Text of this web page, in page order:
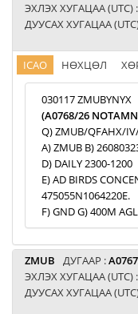
ЭХЛЭХ ХУГАЦАА (UTC) :
ДУУСАХ ХУГАЦАА
ICAO НӨХЦӨЛ
030117 ZMUBYNYX
(A0768/26 NOTAMN
Q) ZMUB/QFAHX/
A) ZMUB B)
D) DAILY 2300-1200
E) AD BIRDS
475055N1064220E.
F) GND G) 400M
ZMUB ДУГААР :
ЭХЛЭХ ХУГАЦАА (UTC) :
ДУУСАХ ХУГАЦАА